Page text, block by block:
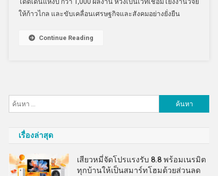
โดดเด่นแห่งปี กว่า 1,000 ผลงาน หวังเป็นเวทีเชื่อมโยงงานวิจัย
ให้ก้าวไกล และขับเคลื่อนเศรษฐกิจและสังคมอย่างยั่งยืน
Continue Reading
สำหรับ:
เรื่องล่าสุด
เสียวหมี่จัดโปรแรงรับ 8.8 พร้อมเนรมิต
ทุกบ้านให้เป็นสมาร์ทโฮมด้วยส่วนลด